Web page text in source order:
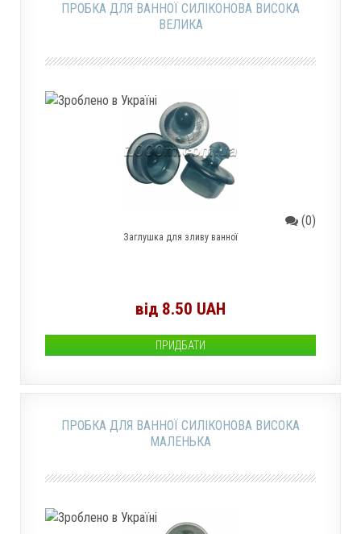
ПРОБКА ДЛЯ ВАННОЇ СИЛІКОНОВА ВИСОКА
ВЕЛИКА
(0)
Заглушка для зливу ванної
від 8.50 UAH
ПРИДБАТИ
ПРОБКА ДЛЯ ВАННОЇ СИЛІКОНОВА ВИСОКА
МАЛЕНЬКА